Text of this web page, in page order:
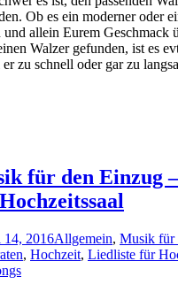
Ob es ein moderner oder
allein Eurem Geschmack
Walzer gefunden, ist es
zu schnell oder gar zu
für den Einzug –
14, 2016Allgemein, Musik für
, Hochzeit, Liedliste für